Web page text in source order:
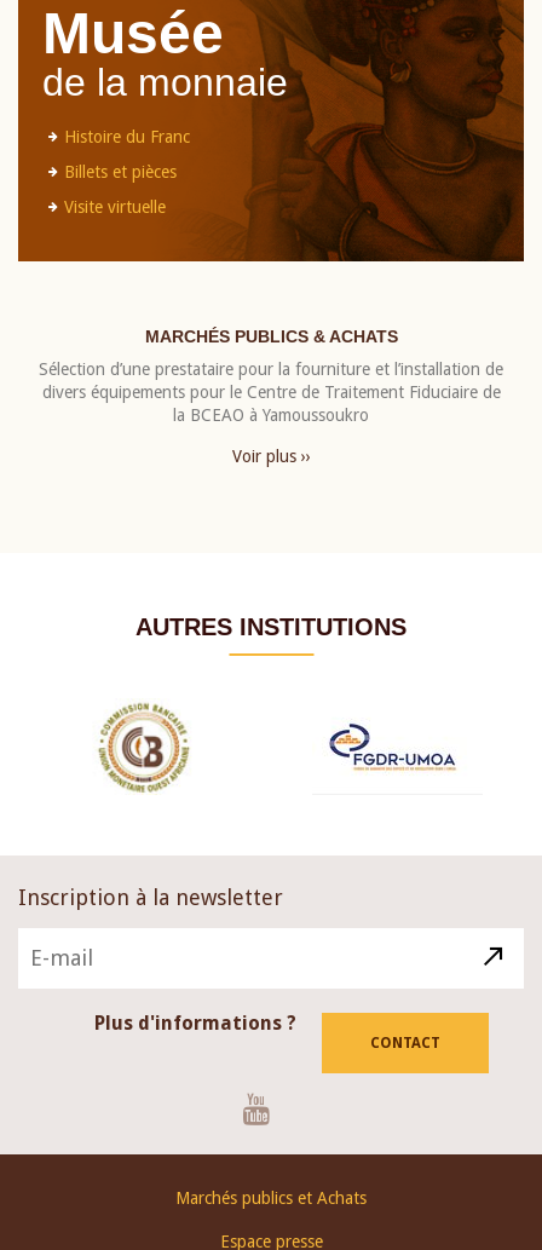
Musée
de la monnaie
Histoire du Franc
Billets et pièces
Visite virtuelle
MARCHÉS PUBLICS & ACHATS
Sélection d’une prestataire pour la fourniture et l’installation de
divers équipements pour le Centre de Traitement Fiduciaire de
la BCEAO à Yamoussoukro
Voir plus ››
AUTRES INSTITUTIONS
Inscription à la newsletter
Plus d'informations ?
CONTACT
Marchés publics et Achats
Espace presse